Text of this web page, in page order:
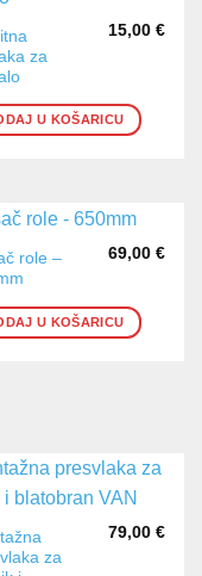
za
15,00 €
U KOŠARICU
role –
69,00 €
U KOŠARICU
za
79,00 €